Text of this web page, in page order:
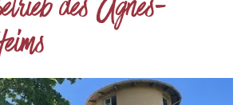
des Agnes-